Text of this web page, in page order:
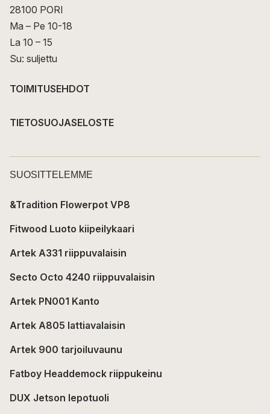
28100 PORI
Ma – Pe 10-18
La 10 – 15
Su: suljettu
TOIMITUSEHDOT
TIETOSUOJASELOSTE
SUOSITTELEMME
&Tradition Flowerpot VP8
Fitwood Luoto kiipeilykaari
Artek A331 riippuvalaisin
Secto Octo 4240 riippuvalaisin
Artek PN001 Kanto
Artek A805 lattiavalaisin
Artek 900 tarjoiluvaunu
Fatboy Headdemock riippukeinu
DUX Jetson lepotuoli